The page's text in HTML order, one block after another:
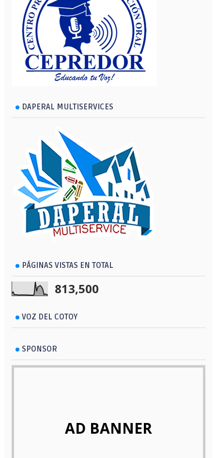
DAPERAL MULTISERVICES
PÁGINAS VISTAS EN TOTAL
813,500
VOZ DEL COTOY
SPONSOR
AD BANNER